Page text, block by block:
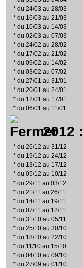
* du 24/03 au 28/03
* du 16/03 au 21/03
* du 10/03 au 14/03
* du 02/03 au 07/03
* du 24/02 au 28/02
* du 17/02 au 21/02
* du 09/02 au 14/02
* du 03/02 au 07/02
* du 27/01 au 31/01
* du 20/01 au 24/01
* du 12/01 au 17/01
* du 06/01 au 11/01
2012 :
* du 26/12 au 31/12
* du 19/12 au 24/12
* du 13/12 au 17/12
* du 05/12 au 10/12
* du 29/11 au 03/12
* du 21/11 au 26/11
* du 14/11 au 19/11
* du 07/11 au 12/11
* du 31/10 au 05/11
* du 25/10 au 30/10
* du 18/10 au 22/10
* du 11/10 au 15/10
* du 04/10 au 09/10
* du 27/09 au 01/10